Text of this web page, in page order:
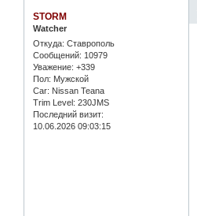
STORM
Watcher
Откуда: Ставрополь
Сообщений: 10979
Уважение: +339
Пол: Мужской
Car: Nissan Teana
Trim Level: 230JMS
Последний визит:
10.06.2026 09:03:15